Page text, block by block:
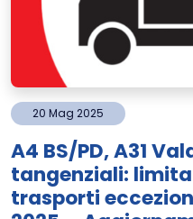
20 Mag 2025
A4 BS/PD, A31
tangenziali:
trasporti